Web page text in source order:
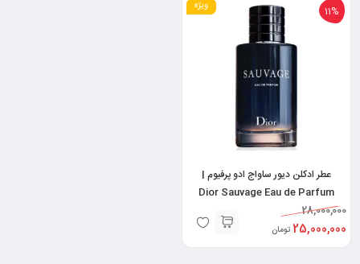
ویژه 11%
عطر ادکلن دیور ساواج ادو پرفیوم |
Dior Sauvage Eau de Parfum
28,000,000
25,000,000 تومان